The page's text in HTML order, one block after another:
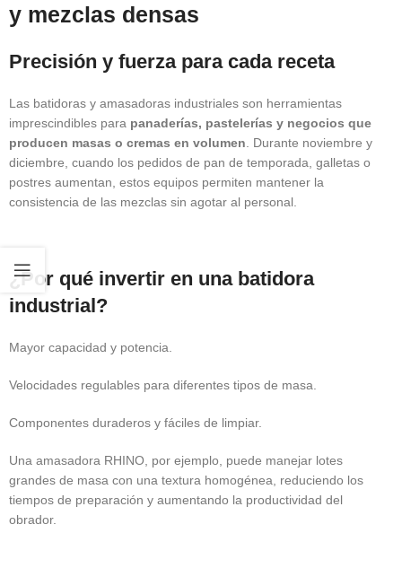
y mezclas densas
Precisión y fuerza para cada receta
Las batidoras y amasadoras industriales son herramientas
imprescindibles para panaderías, pastelerías y negocios que
producen masas o cremas en volumen . Durante noviembre y
diciembre, cuando los pedidos de pan de temporada, galletas o
postres aumentan, estos equipos permiten mantener la
consistencia de las mezclas sin agotar al personal.
¿Por qué invertir en una batidora
industrial?
Mayor capacidad y potencia.
Velocidades regulables para diferentes tipos de masa.
Componentes duraderos y fáciles de limpiar.
Una amasadora RHINO, por ejemplo, puede manejar lotes
grandes de masa con una textura homogénea, reduciendo los
tiempos de preparación y aumentando la productividad del
obrador.